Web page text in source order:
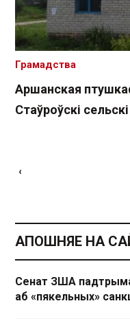
Аршанская
Стаўроўскі
Грамадства
‹
АПОШНЯЕ НА
Сенат ЗША
аб «пякельных»